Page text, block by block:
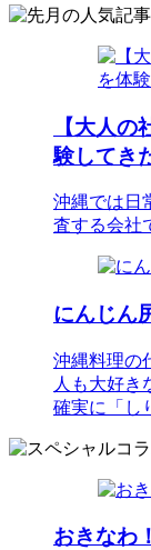
【大人
験してき
沖縄では日
査する会社
にんじん
沖縄料理の
人も大好き
確実に「し
おきなわ